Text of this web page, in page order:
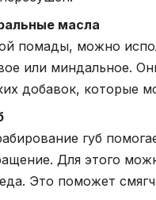
масла
помады, можно
или миндальное.
добавок, которые
губ
Для этого
Это поможет